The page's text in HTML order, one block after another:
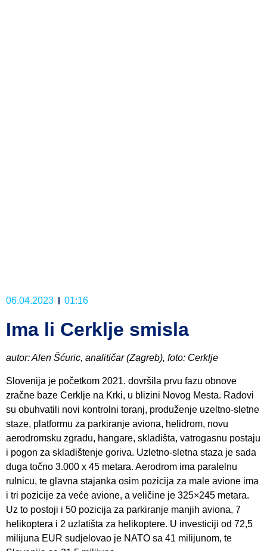
06.04.2023 01:16
Ima li Cerklje smisla
autor: Alen Šćuric, analitičar (Zagreb), foto: Cerklje
Slovenija je početkom 2021. dovršila prvu fazu obnove
zračne baze Cerklje na Krki, u blizini Novog Mesta. Radovi
su obuhvatili novi kontrolni toranj, produženje uzeltno-sletne
staze, platformu za parkiranje aviona, helidrom, novu
aerodromsku zgradu, hangare, skladišta, vatrogasnu postaju
i pogon za skladištenje goriva. Uzletno-sletna staza je sada
duga točno 3.000 x 45 metara. Aerodrom ima paralelnu
rulnicu, te glavna stajanka osim pozicija za male avione ima
i tri pozicije za veće avione, a veličine je 325×245 metara.
Uz to postoji i 50 pozicija za parkiranje manjih aviona, 7
helikoptera i 2 uzlatišta za helikoptere. U investiciji od 72,5
milijuna EUR sudjelovao je NATO sa 41 milijunom, te